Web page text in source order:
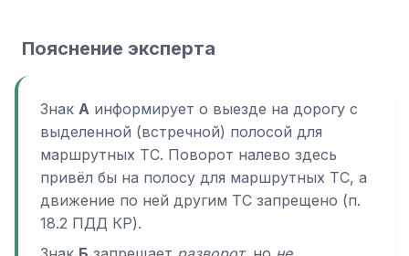
Пояснение эксперта
Знак А информирует о выезде на дорогу с
выделенной (встречной) полосой для
маршрутных ТС. Поворот налево здесь
привёл бы на полосу для маршрутных ТС, а
движение по ней другим ТС запрещено (п.
18.2 ПДД КР).